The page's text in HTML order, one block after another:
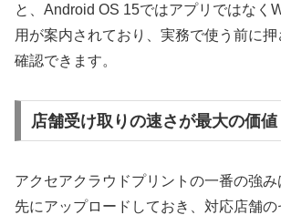
と、Android OS 15ではアプリではなく
用が案内されており、実務で使う前に
確認できます。
店舗受け取りの速さが最大の価値
アクセアクラウドプリントの一番の強
先にアップロードしておき、対応店舗